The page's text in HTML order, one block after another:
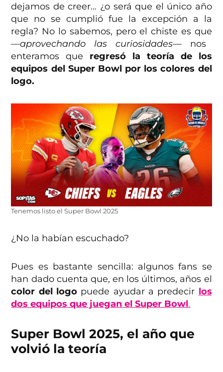
dejamos de creer… ¿o será que el único año
que no se cumplió fue la excepción a la
regla? No lo sabemos, pero el chiste es que
—aprovechando las curiosidades— nos
enteramos que regresó la teoría de los
equipos del Super Bowl por los colores del
logo.
Tenemos listo el Super Bowl 2025
¿No la habían escuchado?
Pues es bastante sencilla: algunos fans se
han dado cuenta que, en los últimos, años el
color del logo puede ayudar a predecir los
dos equipos que juegan el Super Bowl.
Super Bowl 2025, el año que
volvió la teoría